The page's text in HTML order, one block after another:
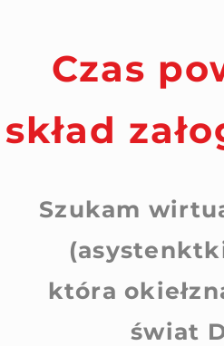
Czas
skład
Szukam
która
świat